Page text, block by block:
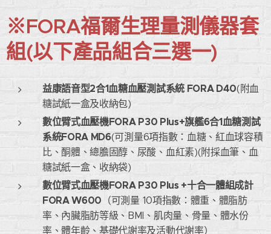
※FORA福爾生理量測儀器套
組(以下產品組合三選一)
益康語音型2合1血糖血壓測試系統FORA D40(附血
糖試紙一盒及收納包)
數位臂式血壓機FORA P30 Plus+旗艦6合1血糖測試
系統FORA MD6(可測量6項指數：血糖、紅血球容積
比、酮體、總膽固醇、尿酸、血紅素)(附採血筆、血
糖試紙一盒、收納袋)
數位臂式血壓機FORA P30 Plus +十合一體組成計
FORA W600 （可測量 10項指數：體重、體脂肪
率、內臟脂肪等級、BMI、肌肉量、骨量、體水份
率、體年齡、基礎代謝率及活動代謝率）